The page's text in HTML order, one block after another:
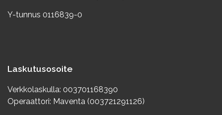
Y-tunnus 0116839-0
Laskutusosoite
Verkkolaskulla: 003701168390
Operaattori: Maventa (003721291126)